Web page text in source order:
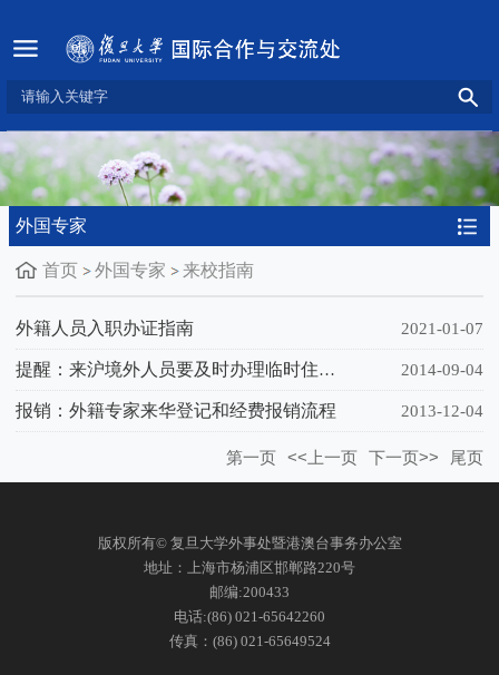
外国专家
首页 外国专家 来校指南
外籍人员入职办证指南 2021-01-07
提醒：来沪境外人员要及时办理临时住宿登记 2014-09-04
报销：外籍专家来华登记和经费报销流程 2013-12-04
第一页 <<上一页 下一页>> 尾页
版权所有© 复旦大学外事处暨港澳台事务办公室
地址：上海市杨浦区邯郸路220号
邮编:200433
电话:(86) 021-65642260
传真：(86) 021-65649524